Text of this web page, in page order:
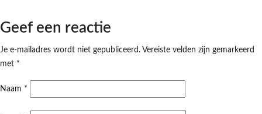
Geef een reactie
Je e-mailadres wordt niet gepubliceerd. Vereiste velden zijn gemarkeerd
met *
Naam *